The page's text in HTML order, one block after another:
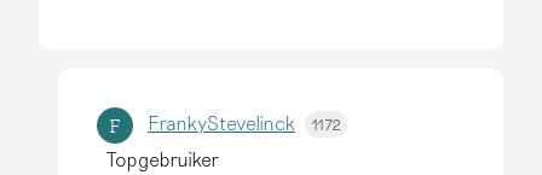
F FrankyStevelinck 1172
Topgebruiker